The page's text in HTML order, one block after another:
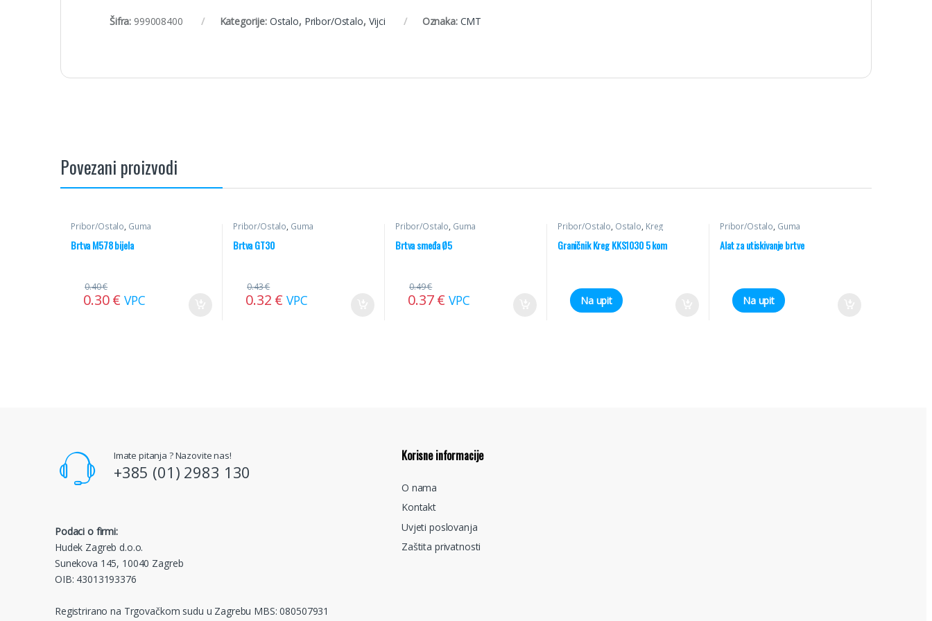
Šifra: 999008400 Kategorije: Ostalo, Pribor/Ostalo, Vijci Oznaka: CMT
Povezani proizvodi
Pribor/Ostalo, Guma
Brtva M578 bijela
0.30€
0.40€
VPC
Pribor/Ostalo, Guma
Brtva GT30
0.32 €
0.43€
VPC
Pribor/Ostalo, Guma
Brtva smeđa Ø5
0.37€
0.49€
VPC
Pribor/Ostalo, Ostalo, Kreg
Graničnik Kreg KKS1030 5 kom
Na upit
Pribor/Ostalo, Guma
Alat za utiskivanje brtve
Na upit
Imate pitanja ? Nazovite nas!
+385 (01) 2983 130
Podaci o firmi:
Hudek Zagreb d.o.o.
Sunekova 145, 10040 Zagreb
OIB: 43013193376
Registrirano na Trgovačkom sudu u Zagrebu MBS: 080507931
Korisne informacije
O nama
Kontakt
Uvjeti poslovanja
Zaštita privatnosti